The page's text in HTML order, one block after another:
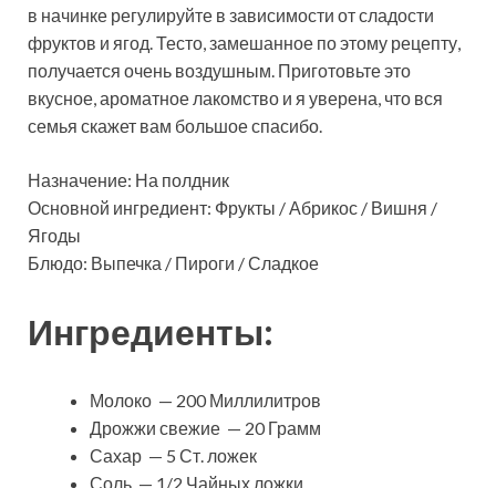
в начинке регулируйте в зависимости от сладости
фруктов и ягод. Тесто, замешанное по этому рецепту,
получается очень воздушным. Приготовьте это
вкусное, ароматное лакомство и я уверена, что вся
семья скажет вам большое спасибо.
Назначение: На полдник
Основной ингредиент: Фрукты / Абрикос / Вишня /
Ягоды
Блюдо: Выпечка / Пироги / Сладкое
Ингредиенты:
Молоко — 200 Миллилитров
Дрожжи свежие — 20 Грамм
Сахар — 5 Ст. ложек
Соль — 1/2 Чайных ложки